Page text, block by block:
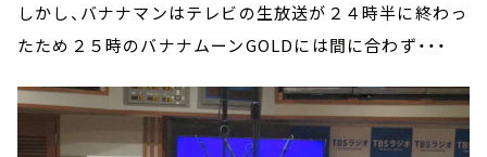
しかし、バナナマンはテレビの生放送が２４時半に終わっ
たため２５時のバナナムーンGOLDには間に合わず・・・